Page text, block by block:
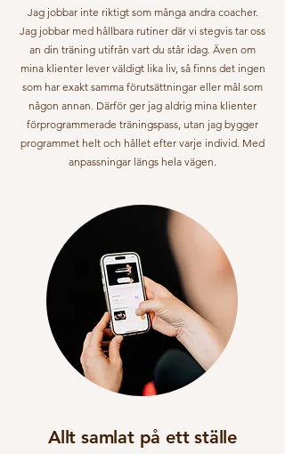
Jag jobbar inte riktigt som många andra coacher.
Jag jobbar med hållbara rutiner där vi stegvis tar oss
an din träning utifrån vart du står idag. Även om
mina klienter lever väldigt lika liv, så finns det ingen
som har exakt samma förutsättningar eller mål som
någon annan. Därför ger jag aldrig mina klienter
förprogrammerade träningspass, utan jag bygger
programmet helt och hållet efter varje individ. Med
anpassningar längs hela vägen.
Allt samlat på ett ställe